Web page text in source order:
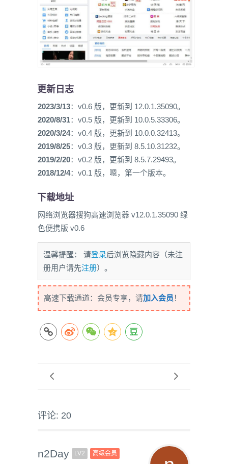
更新日志
2023/3/13：v0.6 版，更新到 12.0.1.35090。
2020/8/31：v0.5 版，更新到 10.0.5.33306。
2020/3/24：v0.4 版，更新到 10.0.0.32413。
2019/8/25：v0.3 版，更新到 8.5.10.31232。
2019/2/20：v0.2 版，更新到 8.5.7.29493。
2018/12/4：v0.1 版，嗯，第一个版本。
下载地址
网络浏览器搜狗高速浏览器 v12.0.1.35090 绿
色便携版 v0.6
温馨提醒： 请登录后浏览隐藏内容（未注
册用户请先注册）。
高速下载通道：会员专享，请加入会员 ！
评论: 20
n2Day LV2 高级会员